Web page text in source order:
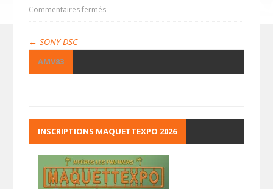
Commentaires fermés
← SONY DSC
AMV83
INSCRIPTIONS MAQUETTEXPO 2026